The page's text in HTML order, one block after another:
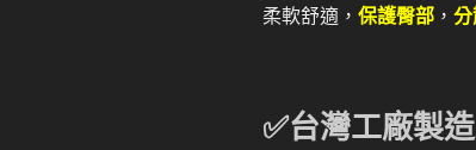
柔軟舒適， 保護臀部 ，
✅台灣工廠製